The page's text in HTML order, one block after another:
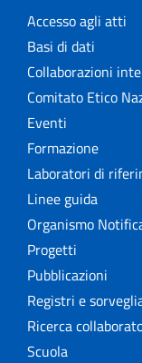
Accesso agli atti
Basi di dati
Collaborazioni
Comitato Etico
Eventi
Formazione
Laboratori di
Linee guida
Organismo
Progetti
Pubblicazioni
Registri e
Ricerca
Scuola